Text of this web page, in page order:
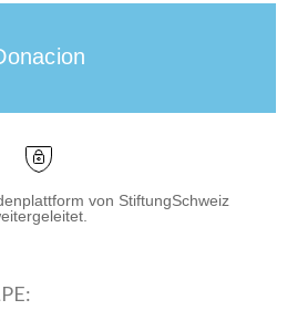
von StiftungSchweiz